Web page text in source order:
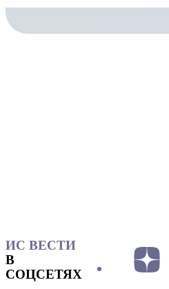
ИС ВЕСТИ
В
СОЦСЕТЯХ